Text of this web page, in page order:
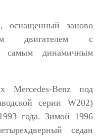
оснащенный заново
двигателем с
самым динамичным
Mercedes-Benz под
серии W202)
года. Зимой 1996
седан